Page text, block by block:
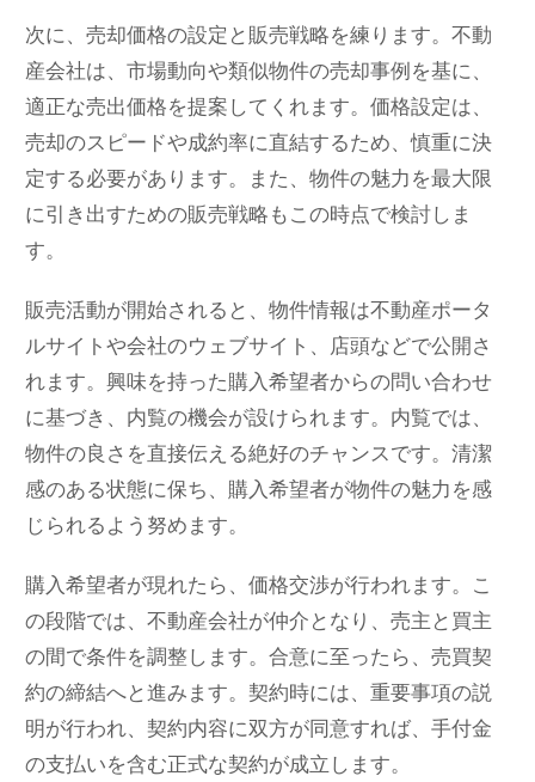
次に、売却価格の設定と販売戦略を練ります。不動
産会社は、市場動向や類似物件の売却事例を基に、
適正な売出価格を提案してくれます。価格設定は、
売却のスピードや成約率に直結するため、慎重に決
定する必要があります。また、物件の魅力を最大限
に引き出すための販売戦略もこの時点で検討しま
す。
販売活動が開始されると、物件情報は不動産ポータ
ルサイトや会社のウェブサイト、店頭などで公開さ
れます。興味を持った購入希望者からの問い合わせ
に基づき、内覧の機会が設けられます。内覧では、
物件の良さを直接伝える絶好のチャンスです。清潔
感のある状態に保ち、購入希望者が物件の魅力を感
じられるよう努めます。
購入希望者が現れたら、価格交渉が行われます。こ
の段階では、不動産会社が仲介となり、売主と買主
の間で条件を調整します。合意に至ったら、売買契
約の締結へと進みます。契約時には、重要事項の説
明が行われ、契約内容に双方が同意すれば、手付金
の支払いを含む正式な契約が成立します。